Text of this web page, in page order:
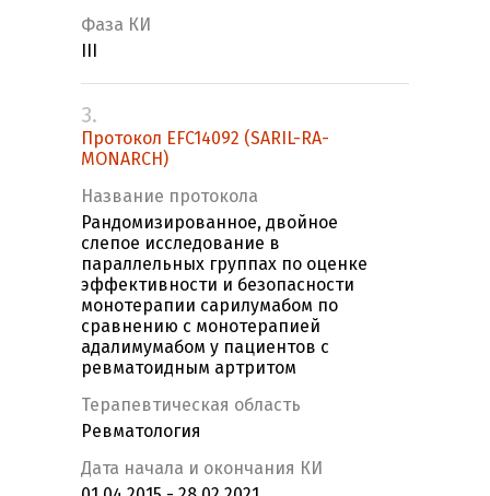
Фаза КИ
3.
Протокол EFC14092 (SARIL-RA-
MONARCH)
Название протокола
Рандомизированное, двойное
слепое исследование в
параллельных группах по оценке
эффективности и безопасности
монотерапии сарилумабом по
сравнению с монотерапией
адалимумабом у пациентов с
ревматоидным артритом
Терапевтическая область
Ревматология
Дата начала и окончания КИ